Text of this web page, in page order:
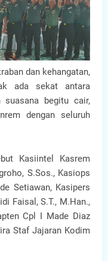
dan kehangatan,
ada sekat antara
suasana begitu cair,
dengan seluruh
Kasiintel Kasrem
S.Sos., Kasiops
Setiawan, Kasipers
Faisal, S.T., M.Han.,
Cpl I Made Diaz
Staf Jajaran Kodim